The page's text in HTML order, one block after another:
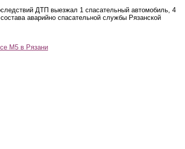
ДТП выезжал 1 спасательный автомобиль, 4
аварийно спасательной службы Рязанской
М5 в Рязани